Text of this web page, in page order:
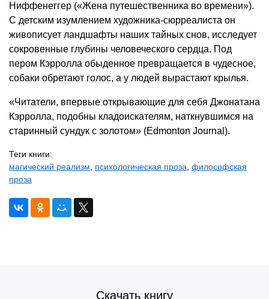
Ниффенеггер («Жена путешественника во времени»).
С детским изумлением художника-сюрреалиста он
живописует ландшафты наших тайных снов, исследует
сокровенные глубины человеческого сердца. Под
пером Кэрролла обыденное превращается в чудесное,
собаки обретают голос, а у людей вырастают крылья.
«Читатели, впервые открывающие для себя Джонатана
Кэрролла, подобны кладоискателям, наткнувшимся на
старинный сундук с золотом» (Edmonton Journal).
Теги книги:
магический реализм, психологическая проза, философская
проза
Скачать книгу